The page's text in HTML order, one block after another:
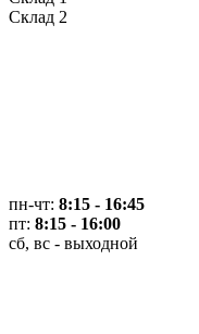
Склад 2
пн-чт: 8:15 - 16:45
пт: 8:15 - 16:00
сб, вс - выходной